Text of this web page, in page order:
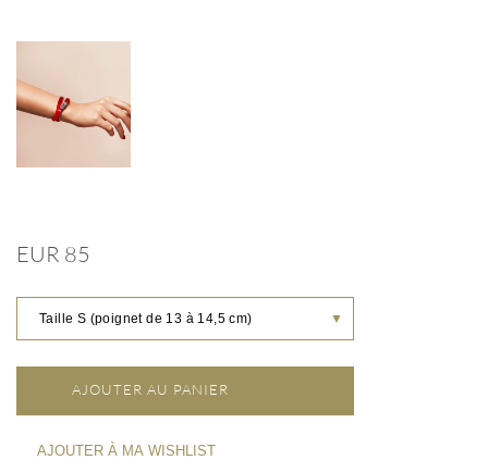
EUR 85
Taille S (poignet de 13 à 14,5 cm) ▼
AJOUTER AU PANIER
AJOUTER À MA WISHLIST